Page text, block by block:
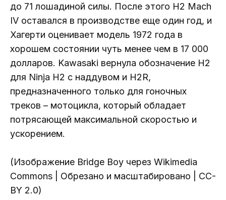
до 71 лошадиной силы. После этого H2 Mach
IV оставался в производстве еще один год, и
Хагерти оценивает модель 1972 года в
хорошем состоянии чуть менее чем в 17 000
долларов. Kawasaki вернула обозначение H2
для Ninja H2 с наддувом и H2R,
предназначенного только для гоночных
треков – мотоцикла, который обладает
потрясающей максимальной скоростью и
ускорением.
(Изображение Bridge Boy через Wikimedia
Commons | Обрезано и масштабировано | CC-
BY 2.0)